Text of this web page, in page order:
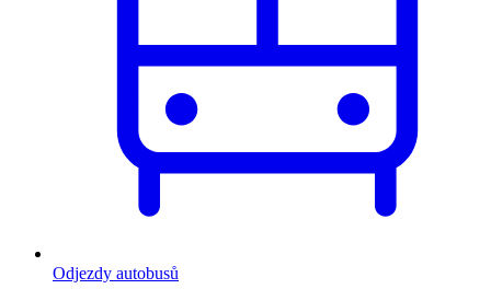
Odjezdy autobusů